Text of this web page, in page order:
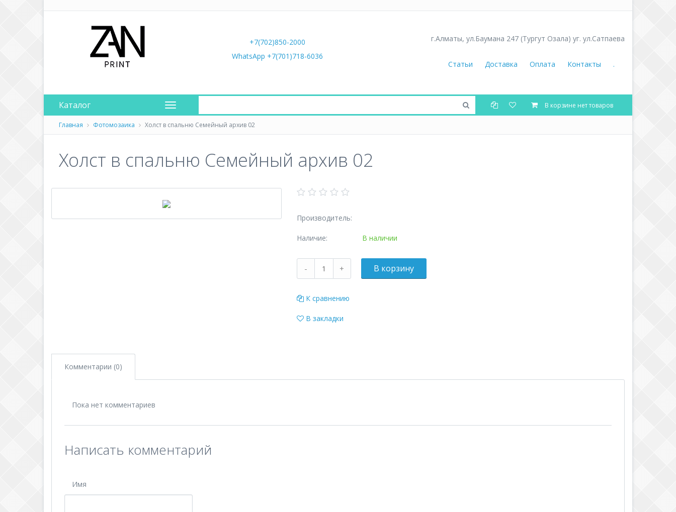
г.Алматы, ул.Баумана 247 (Тургут Озала) уг. ул.Сатпаева
Статьи Доставка Оплата Контакты .
+7(702)850-2000
WhatsApp +7(701)718-6036
Каталог В корзине нет товаров
Главная Фотомозаика Холст в спальню Семейный архив 02
Холст в спальню Семейный архив 02
Производитель:
Наличие: В наличии
К сравнению
В закладки
Комментарии (0)
Пока нет комментариев
Написать комментарий
Имя